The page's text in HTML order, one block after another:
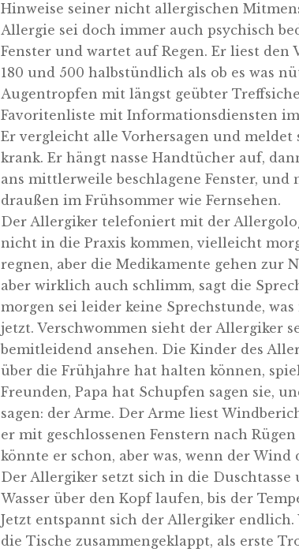
Hinweise seiner nicht allergischen
Allergie sei doch immer auch psychisch
Fenster und wartet auf Regen. Er liest den
180 und 500 halbstündlich als ob es was
Augentropfen mit längst geübter
Favoritenliste mit Informationsdiensten
Er vergleicht alle Vorhersagen und meldet
krank. Er hängt nasse Handtücher auf,
ans mittlerweile beschlagene Fenster, und
draußen im Frühsommer wie Fernsehen.
Der Allergiker telefoniert mit der
nicht in die Praxis kommen, vielleicht
regnen, aber die Medikamente gehen zur
aber wirklich auch schlimm, sagt die
morgen sei leider keine Sprechstunde,
jetzt. Verschwommen sieht der Allergiker
bemitleidend ansehen. Die Kinder des
über die Frühjahre hat halten können,
Freunden, Papa hat Schupfen sagen sie,
sagen: der Arme. Der Arme liest
er mit geschlossenen Fenstern nach
könnte er schon, aber was, wenn der Wind
Der Allergiker setzt sich in die Duschtasse
Wasser über den Kopf laufen, bis der
Jetzt entspannt sich der Allergiker endlich.
die Tische zusammengeklappt, als erste